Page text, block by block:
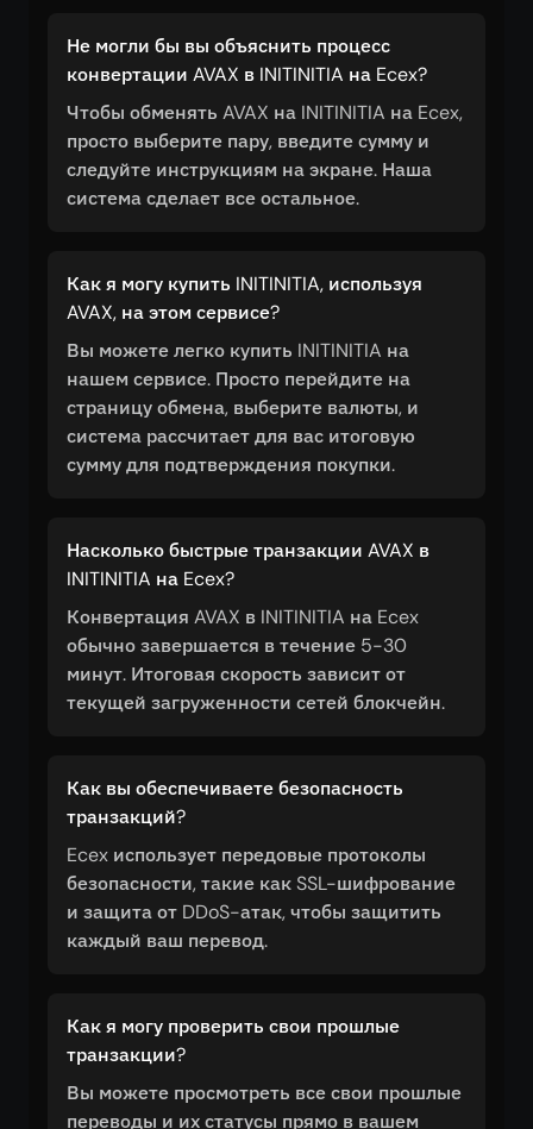
Не могли бы вы объяснить процесс
конвертации AVAX в INITINITIA на Ecex?
Чтобы обменять AVAX на INITINITIA на Ecex,
просто выберите пару, введите сумму и
следуйте инструкциям на экране. Наша
система сделает все остальное.
Как я могу купить INITINITIA, используя
AVAX, на этом сервисе?
Вы можете легко купить INITINITIA на
нашем сервисе. Просто перейдите на
страницу обмена, выберите валюты, и
система рассчитает для вас итоговую
сумму для подтверждения покупки.
Насколько быстрые транзакции AVAX в
INITINITIA на Ecex?
Конвертация AVAX в INITINITIA на Ecex
обычно завершается в течение 5-30
минут. Итоговая скорость зависит от
текущей загруженности сетей блокчейн.
Как вы обеспечиваете безопасность
транзакций?
Ecex использует передовые протоколы
безопасности, такие как SSL-шифрование
и защита от DDoS-атак, чтобы защитить
каждый ваш перевод.
Как я могу проверить свои прошлые
транзакции?
Вы можете просмотреть все свои прошлые
переводы и их статусы прямо в вашем